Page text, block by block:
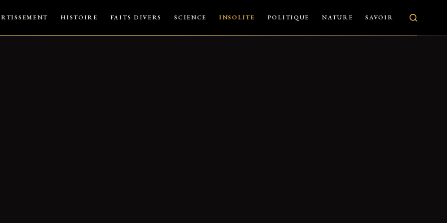
HISTOIRE FAITS DIVERS SCIENCE INSOLITE POLITIQUE NATURE SAVOIR